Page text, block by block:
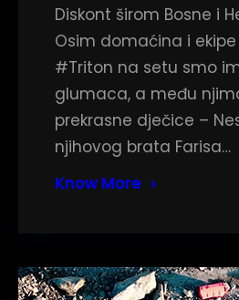
Diskont širom Bosne i
Osim domaćina i
#Triton na setu smo
glumaca, a među
prekrasne dječice –
njihovog brata Farisa…
Know More